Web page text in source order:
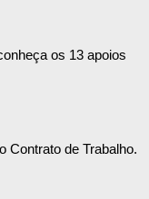
os 13 apoios
Contrato de Trabalho.